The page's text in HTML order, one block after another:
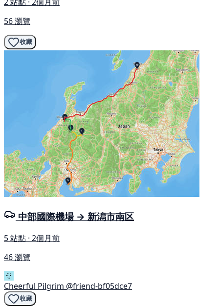
56 瀏覽
收藏
中部國際機場 → 新潟市南区
5 站點 · 2個月前
46 瀏覽
Cheerful Pilgrim @friend-bf05dce7
收藏